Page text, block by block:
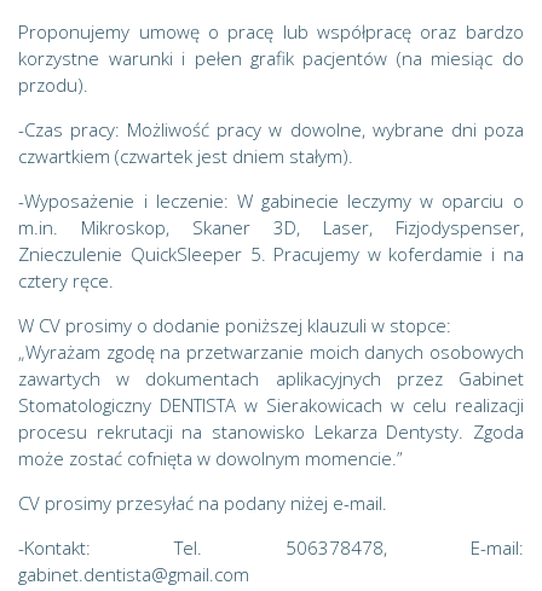
Proponujemy umowę o pracę lub współpracę oraz bardzo
korzystne warunki i pełen grafik pacjentów (na miesiąc do
przodu).
-Czas pracy: Możliwość pracy w dowolne, wybrane dni poza
czwartkiem (czwartek jest dniem stałym).
-Wyposażenie i leczenie: W gabinecie leczymy w oparciu o
m.in. Mikroskop, Skaner 3D, Laser, Fizjodyspenser,
Znieczulenie QuickSleeper 5. Pracujemy w koferdamie i na
cztery ręce.
W CV prosimy o dodanie poniższej klauzuli w stopce:
„Wyrażam zgodę na przetwarzanie moich danych osobowych
zawartych w dokumentach aplikacyjnych przez Gabinet
Stomatologiczny DENTISTA w Sierakowicach w celu realizacji
procesu rekrutacji na stanowisko Lekarza Dentysty. Zgoda
może zostać cofnięta w dowolnym momencie.”
CV prosimy przesyłać na podany niżej e-mail.
-Kontakt: Tel. 506378478, E-mail:
gabinet.dentista@gmail.com